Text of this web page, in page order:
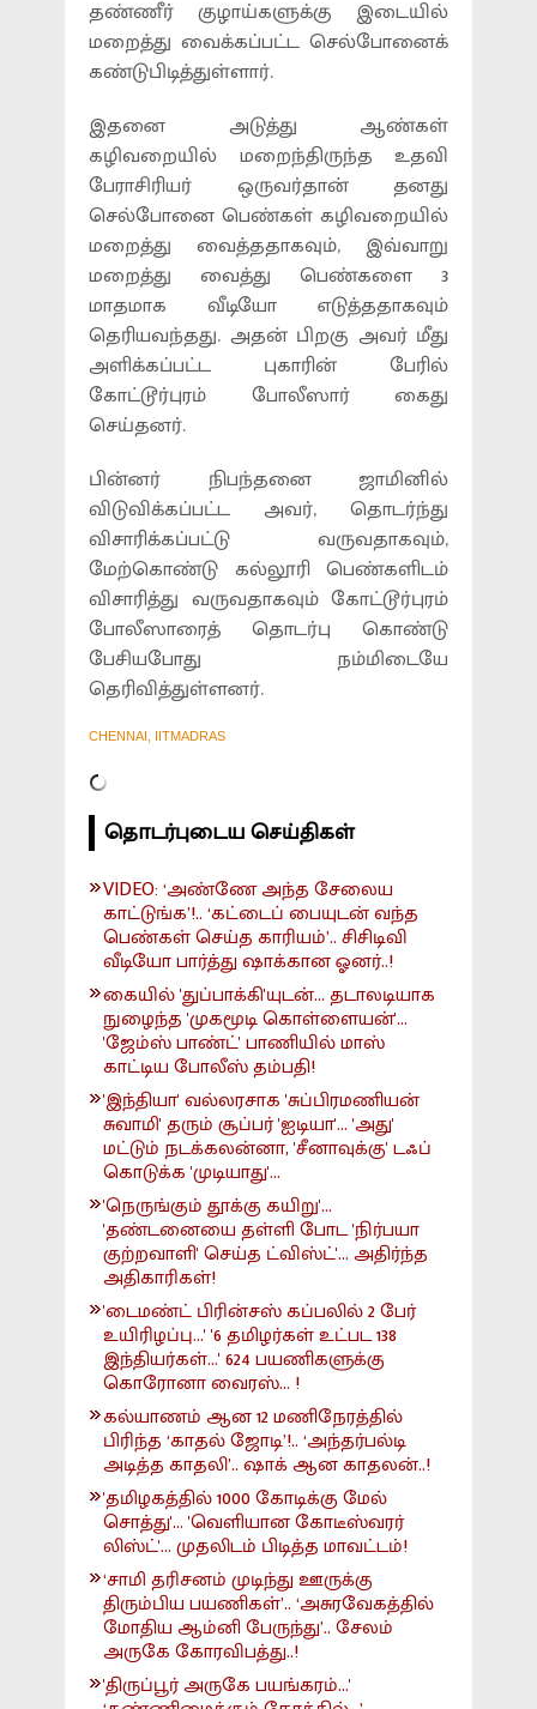
தண்ணீர் குழாய்களுக்கு இடையில்
மறைத்து வைக்கப்பட்ட செல்போனைக்
கண்டுபிடித்துள்ளார்.
இதனை அடுத்து ஆண்கள்
கழிவறையில் மறைந்திருந்த உதவி
பேராசிரியர் ஒருவர்தான் தனது
செல்போனை பெண்கள் கழிவறையில்
மறைத்து வைத்ததாகவும், இவ்வாறு
மறைத்து வைத்து பெண்களை 3
மாதமாக வீடியோ எடுத்ததாகவும்
தெரியவந்தது. அதன் பிறகு அவர் மீது
அளிக்கப்பட்ட புகாரின் பேரில்
கோட்டூர்புரம் போலீஸார் கைது
செய்தனர்.
பின்னர் நிபந்தனை ஜாமினில்
விடுவிக்கப்பட்ட அவர், தொடர்ந்து
விசாரிக்கப்பட்டு வருவதாகவும்,
மேற்கொண்டு கல்லூரி பெண்களிடம்
விசாரித்து வருவதாகவும் கோட்டூர்புரம்
போலீஸாரைத் தொடர்பு கொண்டு
பேசியபோது நம்மிடையே
தெரிவித்துள்ளனர்.
CHENNAI, IITMADRAS
தொடர்புடைய செய்திகள்
VIDEO: ‘அண்ணே அந்த சேலைய
காட்டுங்க’!.. ‘கட்டைப் பையுடன் வந்த
பெண்கள் செய்த காரியம்’.. சிசிடிவி
வீடியோ பார்த்து ஷாக்கான ஓனர்..!
கையில் 'துப்பாக்கி'யுடன்... தடாலடியாக
நுழைந்த 'முகமூடி கொள்ளையன்'...
'ஜேம்ஸ் பாண்ட்' பாணியில் மாஸ்
காட்டிய போலீஸ் தம்பதி!
'இந்தியா' வல்லரசாக 'சுப்பிரமணியன்
சுவாமி' தரும் சூப்பர் 'ஐடியா'... 'அது'
மட்டும் நடக்கலன்னா, 'சீனாவுக்கு' டஃப்
கொடுக்க 'முடியாது'...
'நெருங்கும் தூக்கு கயிறு'...
'தண்டனையை தள்ளி போட 'நிர்பயா
குற்றவாளி' செய்த ட்விஸ்ட்'... அதிர்ந்த
அதிகாரிகள்!
'டைமண்ட் பிரின்சஸ் கப்பலில் 2 பேர்
உயிரிழப்பு...' '6 தமிழர்கள் உட்பட 138
இந்தியர்கள்...' 624 பயணிகளுக்கு
கொரோனா வைரஸ்... !
கல்யாணம் ஆன 12 மணிநேரத்தில்
பிரிந்த ‘காதல் ஜோடி’!.. ‘அந்தர்பல்டி
அடித்த காதலி’.. ஷாக் ஆன காதலன்..!
'தமிழகத்தில் 1000 கோடிக்கு மேல்
சொத்து'... 'வெளியான கோடீஸ்வரர்
லிஸ்ட்'... முதலிடம் பிடித்த மாவட்டம்!
‘சாமி தரிசனம் முடிந்து ஊருக்கு
திரும்பிய பயணிகள்’.. ‘அசுரவேகத்தில்
மோதிய ஆம்னி பேருந்து’.. சேலம்
அருகே கோரவிபத்து..!
'திருப்பூர் அருகே பயங்கரம்...'